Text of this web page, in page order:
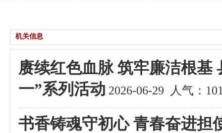
机关信息
赓续红色血脉 筑牢廉洁根基
一”系列活动 2026-06-29 人气：
书香铸魂守初心 青春奋进担